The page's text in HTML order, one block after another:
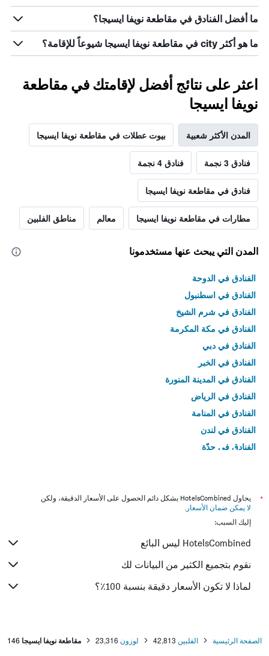
ما أفضل الفنادق في مقاطعة نويفا ايسيجا؟
ما هو أكثر city في مقاطعة نويفا ايسيجا شيوعاً للإقامة؟
اعثر على نتائج أفضل لإقامتك في مقاطعة
نويفا ايسيجا
المدن الأكثر شعبية بيوت عطلات في مقاطعة نويفا ايسيجا
فنادق 3 نجمة فنادق 4 نجمة
فنادق في مقاطعة نويفا ايسيجا
مطارات في مقاطعة نويفا ايسيجا معالم مناطق الفلبين
المدن التي يبحث عنها مستخدمونا
الفنادق في الدوحة
الفنادق في اسطنبول
الفنادق في شرم الشيخ
الفنادق في مكة المكرمة
الفنادق في دبي
الفنادق في الخبر
الفنادق في المدينة المنورة
الفنادق في الرياض
الفنادق في المنامة
الفنادق في لندن
الفنادق في جدّة
*
يحاول HotelsCombined بشكل دائم الحصول على الأسعار الدقيقة، ولكن
لا يمكن ضمان الأسعار .
إليك السبب:
HotelsCombined ليس البائع
نقوم بتجميع الكثير من البيانات لك
لماذا لا تكون الأسعار دقيقة بنسبة 100٪؟
الصفحة الرئيسية الفلبين 42,813 لوزون 23,316 مقاطعة نويفا ايسيجا 146